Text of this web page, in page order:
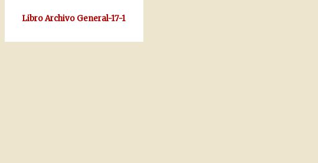
Libro Archivo General-17-1